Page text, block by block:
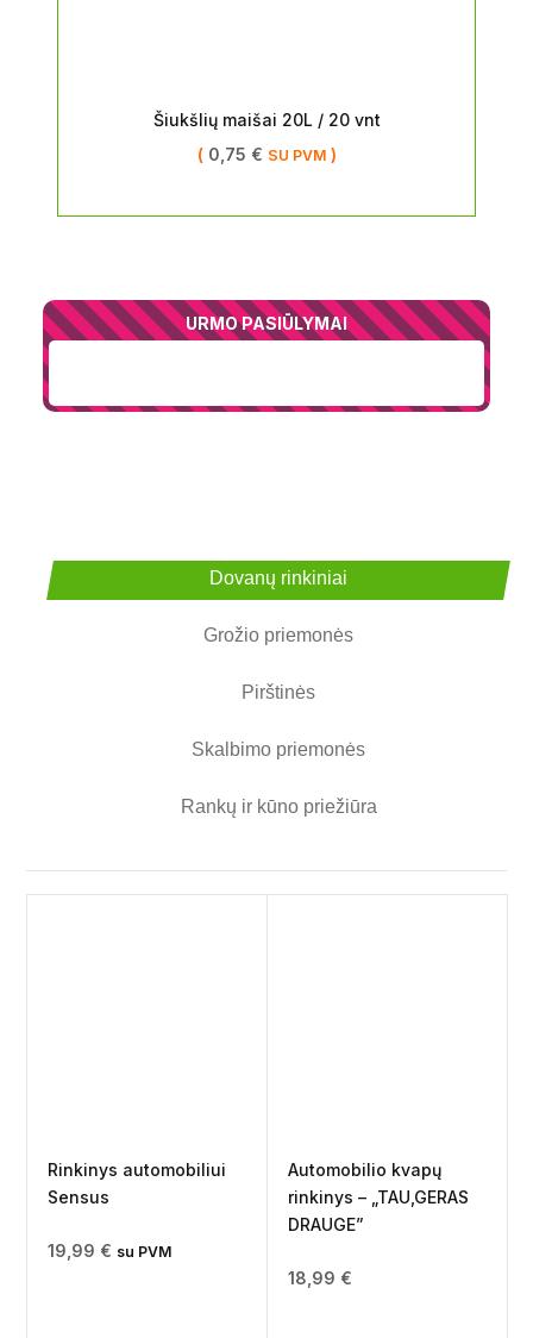
Šiukšlių maišai 20L / 20 vnt
( 0,75 € SU PVM)
URMO PASIŪLYMAI
Dovanų rinkiniai
Grožio priemonės
Pirštinės
Skalbimo priemonės
Rankų ir kūno priežiūra
Rinkinys automobiliui
Sensus
19,99 € su PVM
Automobilio kvapų
rinkinys – „TAU,GERAS
DRAUGE”
18,99 €